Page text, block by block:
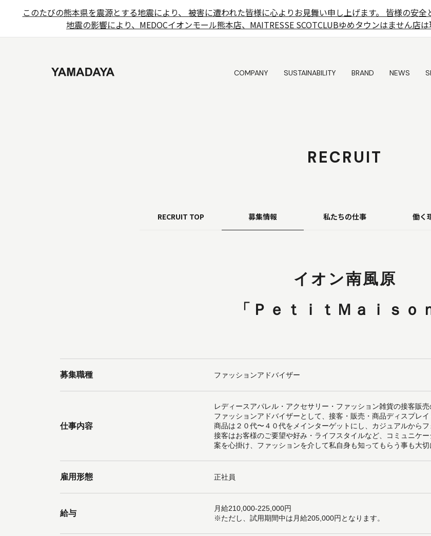
このたびの熊本県を震源とする地震により、 被害に遭われた皆様に心よりお見舞い申し上げます。 皆様の安
地震の影響により、MEDOCイオンモール熊本店、MAITRESSE SCOTCLUBゆめタウンはません店
COMPANY
SUSTAINABILITY
BRAND
NEWS
RECRUIT
RECRUIT TOP 募集情報 私たちの仕事 働く
イオン南風原
「ＰｅｔｉｔＭａｉｓｏ
募集職種 ファッションアドバイザー
仕事内容
レディースアパレル・アクセサリー・ファッション雑貨の接客販売
ファッションアドバイザーとして、接客・販売・商品ディスプレ
商品は２０代〜４０代をメインターゲットにし、カジュアルから
接客はお客様のご要望や好み・ライフスタイルなど、コミュニケ
案を心掛け、ファッションを介して私自身も知ってもらう事も大切
雇用形態 正社員
給与
月給210,000-225,000円
※ただし、試用期間中は月給205,000円となります。